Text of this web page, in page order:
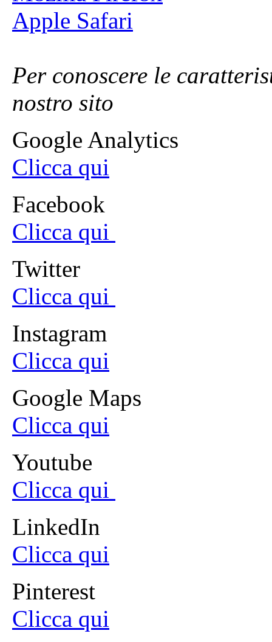
Apple Safari
Per conoscere le
nostro sito
Google Analytics
Clicca qui
Facebook
Clicca qui
Twitter
Clicca qui
Instagram
Clicca qui
Google Maps
Clicca qui
Youtube
Clicca qui
LinkedIn
Clicca qui
Pinterest
Clicca qui